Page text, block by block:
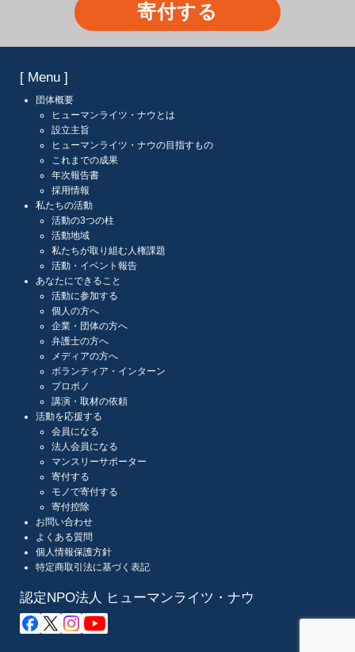
寄付する
[ Menu ]
団体概要
ヒューマンライツ・ナウとは
設立主旨
ヒューマンライツ・ナウの目指すもの
これまでの成果
年次報告書
採用情報
私たちの活動
活動の3つの柱
活動地域
私たちが取り組む人権課題
活動・イベント報告
あなたにできること
活動に参加する
個人の方へ
企業・団体の方へ
弁護士の方へ
メディアの方へ
ボランティア・インターン
プロボノ
講演・取材の依頼
活動を応援する
会員になる
法人会員になる
マンスリーサポーター
寄付する
モノで寄付する
寄付控除
お問い合わせ
よくある質問
個人情報保護方針
特定商取引法に基づく表記
認定NPO法人 ヒューマンライツ・ナウ